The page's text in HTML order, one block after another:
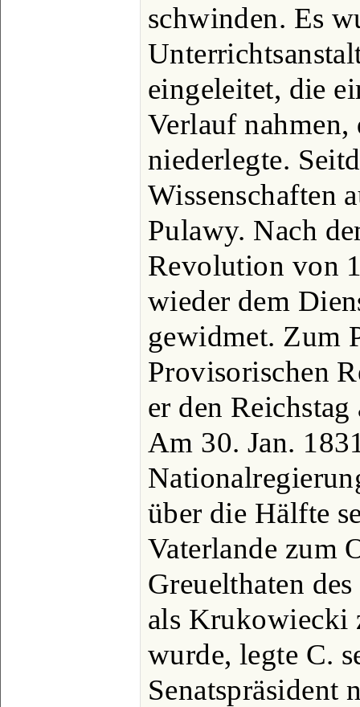
schwinden. Es
eingeleitet, die
Verlauf
niederlegte.
Wissenschaften
Pulawy. Nach
Revolution von
wieder dem
gewidmet. Zum
Provisorischen
er den
Am 30. Jan.
über die Hälfte
Vaterlande zum
Greuelthaten
als Krukowiecki
wurde, legte C.
Senatspräsident